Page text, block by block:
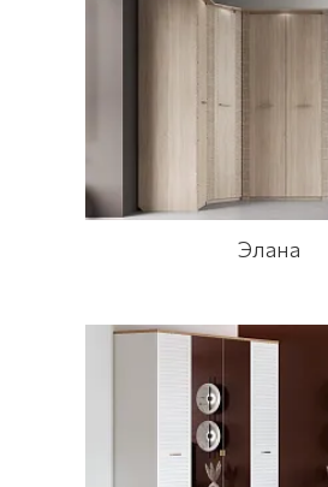
Элана